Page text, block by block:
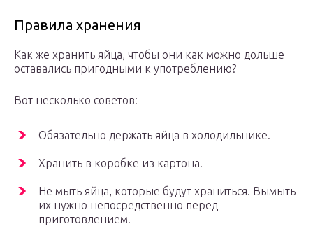
Правила хранения
Как же хранить яйца, чтобы они как можно дольше
оставались пригодными к употреблению?
Вот несколько советов:
Обязательно держать яйца в холодильнике.
Хранить в коробке из картона.
Не мыть яйца, которые будут храниться. Вымыть
их нужно непосредственно перед
приготовлением.